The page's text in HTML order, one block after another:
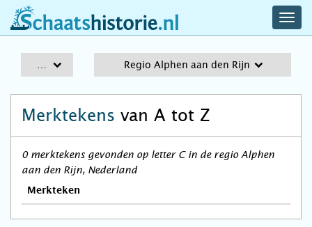
schaatshistorie.nl
Regio Alphen aan den Rijn
Merktekens van A tot Z
0 merktekens gevonden op letter C in de regio Alphen
aan den Rijn, Nederland
Merkteken